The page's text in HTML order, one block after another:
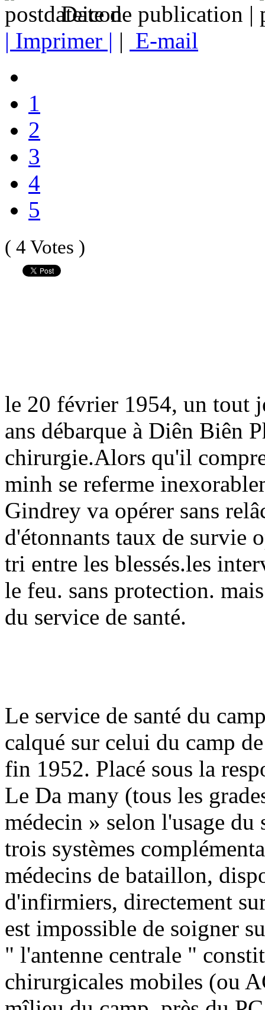
Date de publication |
| Imprimer | | E-mail
1
2
3
4
5
( 4 Votes )
le 20 février 1954, un tout
ans débarque à Diên Biên
chirurgie.Alors qu'il
minh se referme
Gindrey va opérer sans
d'étonnants taux de survie
tri entre les blessés.les
le feu. sans protection.
du service de santé.
Le service de santé du
calqué sur celui du camp
fin 1952. Placé sous la
Le Da many (tous les
médecin » selon l'usage du
trois systèmes
médecins de bataillon,
d'infirmiers, directement
est impossible de soigner
" l'antenne centrale "
chirurgicales mobiles (ou